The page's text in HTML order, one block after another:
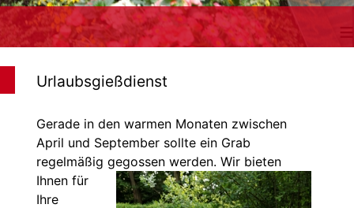
≡
Urlaubsgießdienst
Gerade in den warmen Monaten zwischen
April und September sollte ein Grab
regelmäßig gegossen werden. Wir bieten
Ihnen für
Ihre